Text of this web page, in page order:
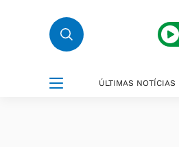
ÚLTIMAS NOTÍCIAS